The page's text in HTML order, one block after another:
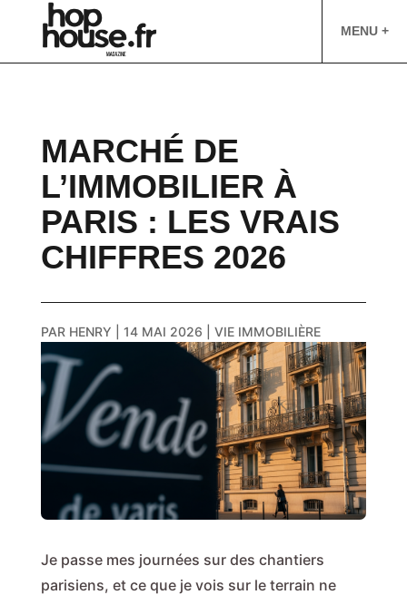
MENU +
MARCHÉ DE
L’IMMOBILIER À
PARIS : LES VRAIS
CHIFFRES 2026
PAR HENRY 14 MAI 2026 VIE IMMOBILIÈRE
Je passe mes journées sur des chantiers
parisiens, et ce que je vois sur le terrain ne